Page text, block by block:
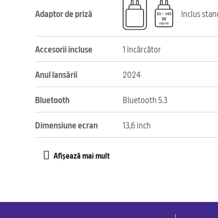
Adaptor de priză Inclus
Accesorii incluse 1 încărcător
Anul lansării 2024
Bluetooth Bluetooth 5.3
Dimensiune ecran 13,6 inch